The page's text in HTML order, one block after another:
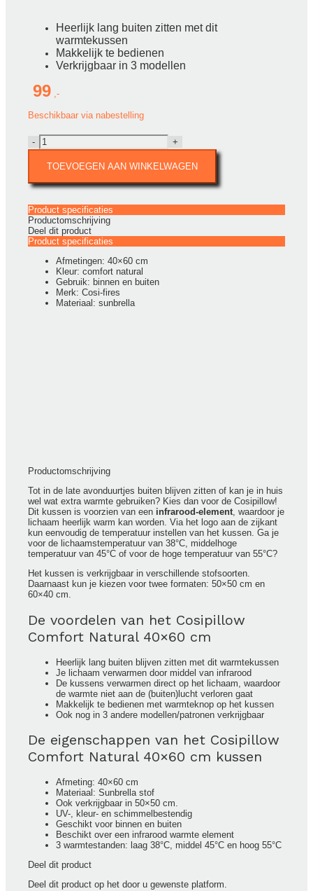
Heerlijk lang buiten zitten met dit
warmtekussen
Makkelijk te bedienen
Verkrijgbaar in 3 modellen
99
Beschikbaar via nabestelling
Cosipillow
Comfort
Natural
verwarmend
kussen
40x60
cm
aantal
TOEVOEGEN AAN WINKELWAGEN
Product specificaties
Productomschrijving
Deel dit product
Product specificaties
Afmetingen: 40×60 cm
Kleur: comfort natural
Gebruik: binnen en buiten
Merk: Cosi-fires
Materiaal: sunbrella
Productomschrijving
Tot in de late avonduurtjes buiten blijven zitten of kan je in huis
wel wat extra warmte gebruiken? Kies dan voor de Cosipillow!
Dit kussen is voorzien van een infrarood-element, waardoor je
lichaam heerlijk warm kan worden. Via het logo aan de zijkant
kun eenvoudig de temperatuur instellen van het kussen. Ga je
voor de lichaamstemperatuur van 38°C, middelhoge
temperatuur van 45°C of voor de hoge temperatuur van 55°C?
Het kussen is verkrijgbaar in verschillende stofsoorten.
Daarnaast kun je kiezen voor twee formaten: 50×50 cm en
60×40 cm.
De voordelen van het Cosipillow
Comfort Natural 40×60 cm
Heerlijk lang buiten blijven zitten met dit warmtekussen
Je lichaam verwarmen door middel van infrarood
De kussens verwarmen direct op het lichaam, waardoor
de warmte niet aan de (buiten)lucht verloren gaat
Makkelijk te bedienen met warmteknop op het kussen
Ook nog in 3 andere modellen/patronen verkrijgbaar
De eigenschappen van het Cosipillow
Comfort Natural 40×60 cm kussen
Afmeting: 40×60 cm
Materiaal: Sunbrella stof
Ook verkrijgbaar in 50×50 cm.
UV-, kleur- en schimmelbestendig
Geschikt voor binnen en buiten
Beschikt over een infrarood warmte element
3 warmtestanden: laag 38°C, middel 45°C en hoog 55°C
Deel dit product
Deel dit product op het door u gewenste platform.